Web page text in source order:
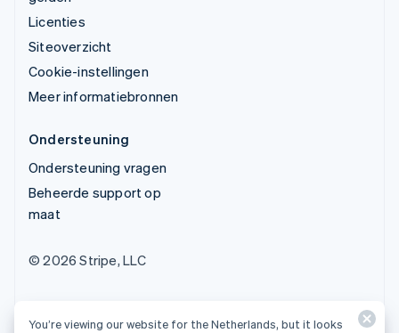
Licenties
Siteoverzicht
Cookie-instellingen
Meer informatiebronnen
Ondersteuning
Ondersteuning vragen
Beheerde support op
maat
© 2026 Stripe, LLC
You’re viewing our website for the Netherlands, but it looks